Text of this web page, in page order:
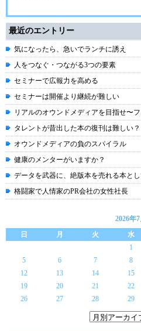
最近のエントリー
気になったら、急いでランチに誘え
人をつなぐ・つながる3つの要素
セミナーで広報力を高める
セミナーは開催より継続が難しい
リアルのオウンドメディアを目指せ〜
タレントが昔出した本の復刊は難しい？
オウンドメディアの負のスパイラル
健康のメンターがいますか？
データを武器に、絶版本を売れる本と
格闘家で人情家のPR会社の女性社長
2026年7
日
月 火 水
1
5
6 7 8
12
13 14 15
19
20 21 22
26
27 28 29